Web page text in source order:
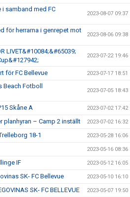
samband med FC
2023-08-07 09:37
för herrarna i genrepet mot
2023-08-06 09:38
LIVET&#10084;&#65039;
2023-07-22 19:46
för FC Bellevue 2023-07-17 18:51
Beach Fotboll
2023-07-05 18:43
Skåne A 2023-07-02 17:42
– Camp 2 inställt 2023-07-02 16:32
18-1 2023-05-28 16:06
2023-05-16 08:36
IF 2023-05-12 16:05
SK- FC Bellevue 2023-05-10 16:10
SK- FC BELLEVUE 2023-05-07 19:50